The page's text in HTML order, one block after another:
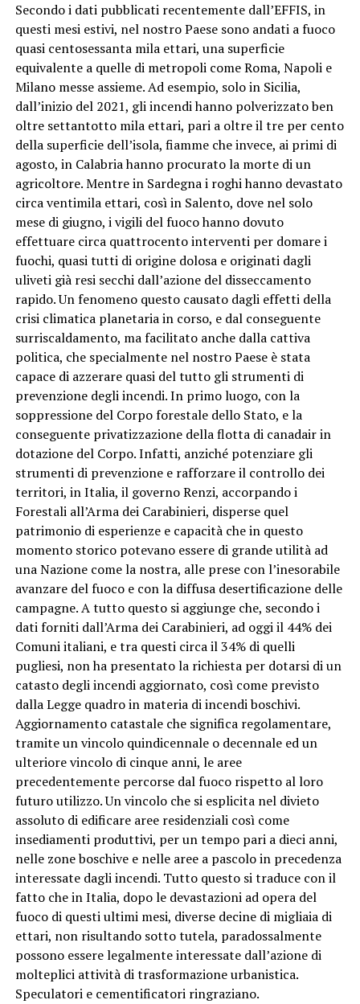
Secondo i dati pubblicati recentemente dall’EFFIS, in
questi mesi estivi, nel nostro Paese sono andati a fuoco
quasi centosessanta mila ettari, una superficie
equivalente a quelle di metropoli come Roma, Napoli e
Milano messe assieme. Ad esempio, solo in Sicilia,
dall’inizio del 2021, gli incendi hanno polverizzato ben
oltre settantotto mila ettari, pari a oltre il tre per cento
della superficie dell’isola, fiamme che invece, ai primi di
agosto, in Calabria hanno procurato la morte di un
agricoltore. Mentre in Sardegna i roghi hanno devastato
circa ventimila ettari, così in Salento, dove nel solo
mese di giugno, i vigili del fuoco hanno dovuto
effettuare circa quattrocento interventi per domare i
fuochi, quasi tutti di origine dolosa e originati dagli
uliveti già resi secchi dall’azione del disseccamento
rapido. Un fenomeno questo causato dagli effetti della
crisi climatica planetaria in corso, e dal conseguente
surriscaldamento, ma facilitato anche dalla cattiva
politica, che specialmente nel nostro Paese è stata
capace di azzerare quasi del tutto gli strumenti di
prevenzione degli incendi. In primo luogo, con la
soppressione del Corpo forestale dello Stato, e la
conseguente privatizzazione della flotta di canadair in
dotazione del Corpo. Infatti, anziché potenziare gli
strumenti di prevenzione e rafforzare il controllo dei
territori, in Italia, il governo Renzi, accorpando i
Forestali all’Arma dei Carabinieri, disperse quel
patrimonio di esperienze e capacità che in questo
momento storico potevano essere di grande utilità ad
una Nazione come la nostra, alle prese con l’inesorabile
avanzare del fuoco e con la diffusa desertificazione delle
campagne. A tutto questo si aggiunge che, secondo i
dati forniti dall’Arma dei Carabinieri, ad oggi il 44% dei
Comuni italiani, e tra questi circa il 34% di quelli
pugliesi, non ha presentato la richiesta per dotarsi di un
catasto degli incendi aggiornato, così come previsto
dalla Legge quadro in materia di incendi boschivi.
Aggiornamento catastale che significa regolamentare,
tramite un vincolo quindicennale o decennale ed un
ulteriore vincolo di cinque anni, le aree
precedentemente percorse dal fuoco rispetto al loro
futuro utilizzo. Un vincolo che si esplicita nel divieto
assoluto di edificare aree residenziali così come
insediamenti produttivi, per un tempo pari a dieci anni,
nelle zone boschive e nelle aree a pascolo in precedenza
interessate dagli incendi. Tutto questo si traduce con il
fatto che in Italia, dopo le devastazioni ad opera del
fuoco di questi ultimi mesi, diverse decine di migliaia di
ettari, non risultando sotto tutela, paradossalmente
possono essere legalmente interessate dall’azione di
molteplici attività di trasformazione urbanistica.
Speculatori e cementificatori ringraziano.